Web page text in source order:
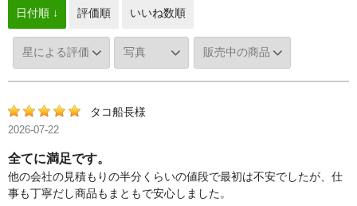
日付順 ↓ 評価順 いいね数順
タコ船長様
2026-07-22
全てに満足です。
他の会社の見積もりの半分くらいの値段で最初は不安でしたが、仕
事も丁寧だし商品もまともで安心しました。